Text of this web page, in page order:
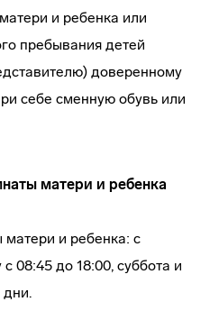
и ребенка или
пребывания детей
доверенному
себе сменную обувь или
матери и ребенка
матери и ребенка: с
08:45 до 18:00, суббота и
дни.